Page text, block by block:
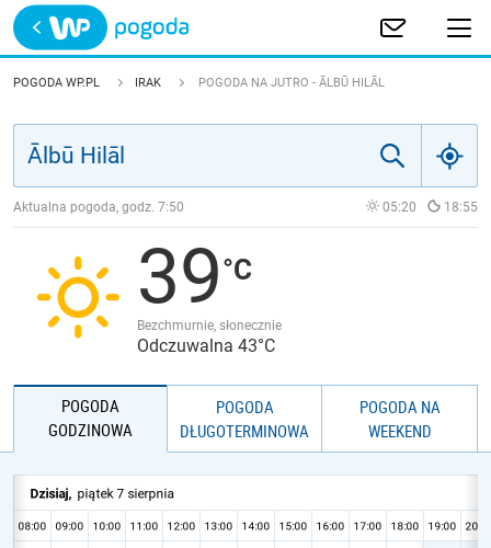
Trwa ładowanie
POLSKA
JAKOŚĆ POWIETRZA
POGODA WP.PL IRAK POGODA NA JUTRO - ĀLBŪ HILĀL
Aktualna pogoda, godz. 7:50 05:20 18:55
39
Bezchmurnie, słonecznie
Odczuwalna 43°C
POGODA
GODZINOWA
POGODA
DŁUGOTERMINOWA
POGODA NA
WEEKEND